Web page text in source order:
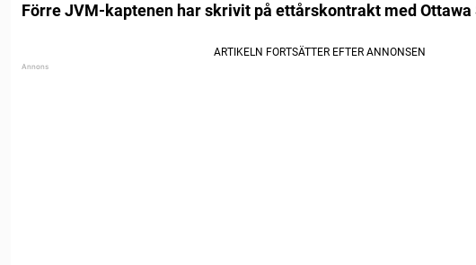
Förre JVM-kaptenen har skrivit på ettårskontrakt med Ottawa